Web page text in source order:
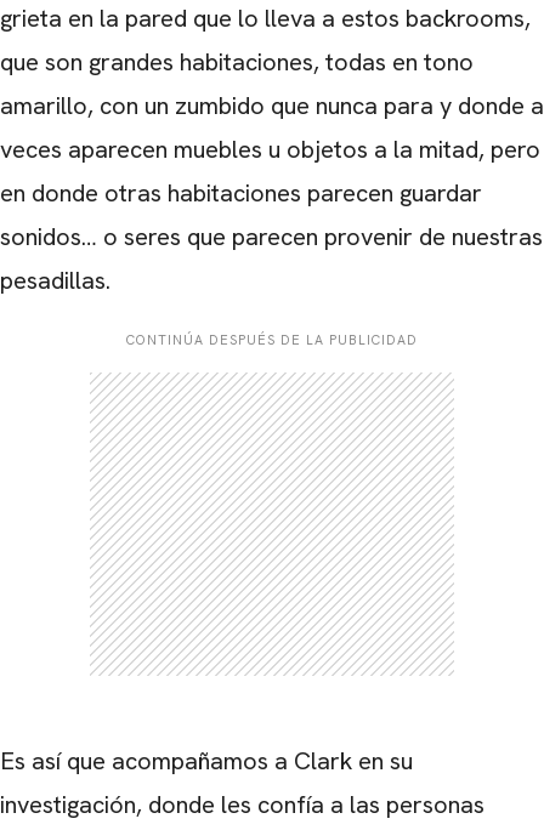
grieta en la pared que lo lleva a estos backrooms,
que son grandes habitaciones, todas en tono
amarillo, con un zumbido que nunca para y donde a
veces aparecen muebles u objetos a la mitad, pero
en donde otras habitaciones parecen guardar
sonidos… o seres que parecen provenir de nuestras
pesadillas.
CONTINÚA DESPUÉS DE LA PUBLICIDAD
Es así que acompañamos a Clark en su
investigación, donde les confía a las personas